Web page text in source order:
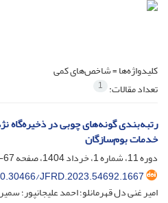
کلیدواژه‌ها =شاخص‌های کمی
تعداد مقالات: 1
رتبه‌بندی گونه‌های چوبی در ذخیره‌گاه
خدمات بوم‌سازگان
دوره 11، شماره 1، خرداد 1404، صفحه
67-86
JFRD.2023.54692.1667
امیر غنی دل قهرمانلو؛ احمد علیجانپور؛